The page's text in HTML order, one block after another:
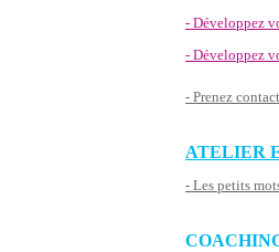
- Développez
- Développez
- Prenez
ATELIER
- Les petits